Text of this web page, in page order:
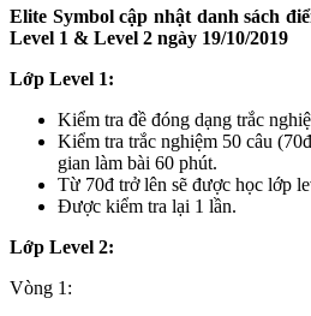
Elite Symbol cập nhật danh sách
Level 1 & Level 2 ngày 19/10/2019
Lớp Level 1:
Kiểm tra đề đóng dạng trắc
Kiểm tra trắc nghiệm 50 câu
gian làm bài 60 phút.
Từ 70đ trở lên sẽ được học lớp
Được kiểm tra lại 1 lần.
Lớp Level 2:
Vòng 1: